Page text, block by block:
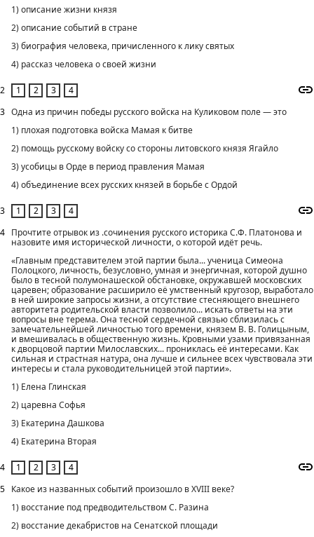
2
1) описание жизни князя
2) описание событий в стране
3) биография человека, причисленного к лику святых
4) рассказ человека о своей жизни
3
3
Одна из причин победы русского войска на Куликовом поле — это
1) плохая подготовка войска Мамая к битве
2) помощь русскому войску со стороны литовского князя Ягайло
3) усобицы в Орде в период правления Мамая
4) объединение всех русских князей в борьбе с Ордой
4
4
Прочтите отрывок из .сочинения русского историка С.Ф. Платонова и
назовите имя исторической личности, о которой идёт речь.
«Главным представителем этой партии была... ученица Симеона
Полоцкого, личность, безусловно, умная и энергичная, которой душно
было в тесной полумонашеской обстановке, окружавшей московских
царевен; образование расширило её умственный кругозор, выработало
в ней широкие запросы жизни, а отсутствие стесняющего внешнего
авторитета родительской власти позволило... искать ответы на эти
вопросы вне терема. Она тесной сердечной связью сблизилась с
замечательнейшей личностью того времени, князем В. В. Голицыным,
и вмешивалась в общественную жизнь. Кровными узами привязанная
к дворцовой партии Милославских... прониклась её интересами. Как
сильная и страстная натура, она лучше и сильнее всех чувствовала эти
интересы и стала руководительницей этой партии».
1) Елена Глинская
2) царевна Софья
3) Екатерина Дашкова
4) Екатерина Вторая
5
Какое из названных событий произошло в XVIII веке?
1) восстание под предводительством С. Разина
2) восстание декабристов на Сенатской площади